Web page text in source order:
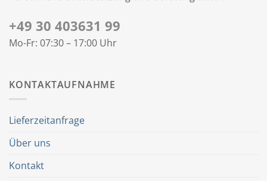
+49 30 403631 99
Mo-Fr: 07:30 – 17:00 Uhr
KONTAKTAUFNAHME
Lieferzeitanfrage
Über uns
Kontakt